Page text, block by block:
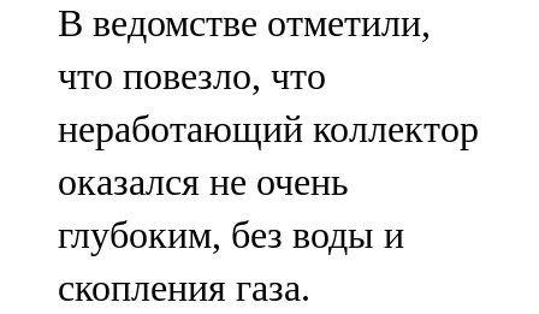
В ведомстве отметили,
что повезло, что
неработающий коллектор
оказался не очень
глубоким, без воды и
скопления газа.